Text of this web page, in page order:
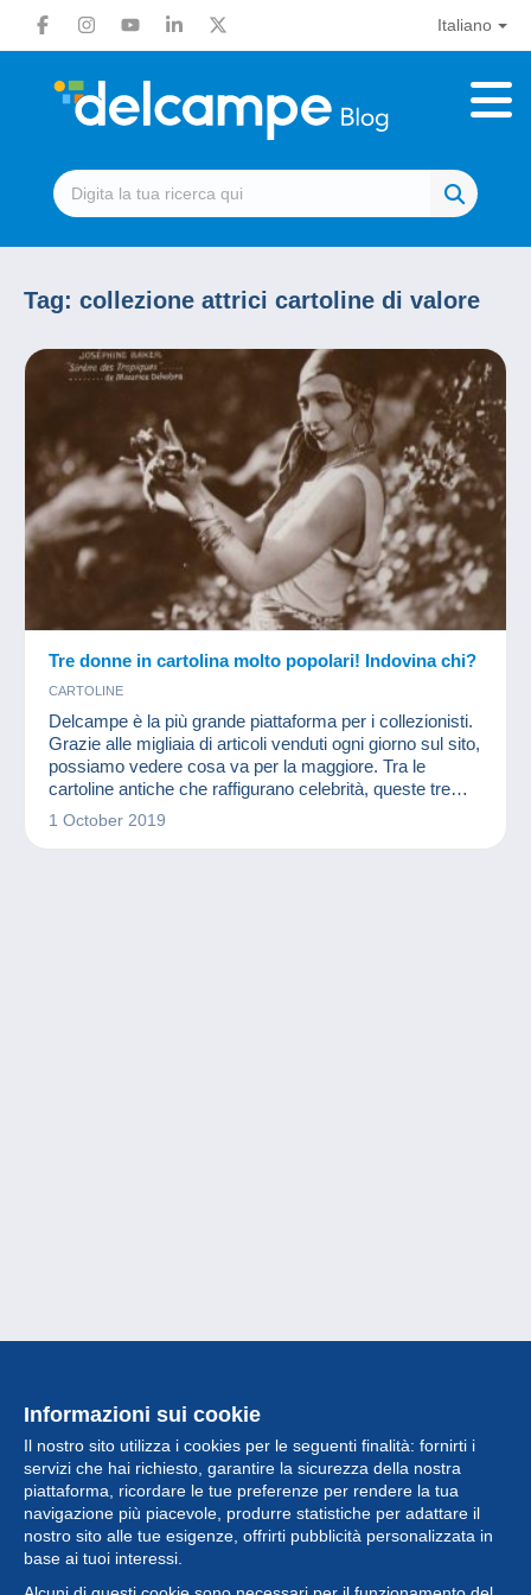
Italiano
Tag: collezione attrici cartoline di valore
Tre donne in cartolina molto popolari! Indovina chi?
CARTOLINE
Delcampe è la più grande piattaforma per i collezionisti.
Grazie alle migliaia di articoli venduti ogni giorno sul sito,
possiamo vedere cosa va per la maggiore. Tra le
cartoline antiche che raffigurano celebrità, queste tre
donne hanno avuto un grande successo nel 2019!
1 October 2019
Informazioni sui cookie
Il nostro sito utilizza i cookies per le seguenti finalità: fornirti i
servizi che hai richiesto, garantire la sicurezza della nostra
piattaforma, ricordare le tue preferenze per rendere la tua
navigazione più piacevole, produrre statistiche per adattare il
nostro sito alle tue esigenze, offrirti pubblicità personalizzata in
base ai tuoi interessi.
Collezione